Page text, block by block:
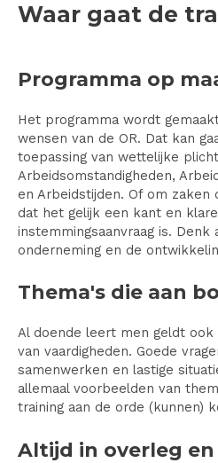
Waar gaat de
Programma op
Het programma wordt
wensen van de OR. Dat kan
toepassing van wettelijke
Arbeidsomstandigheden,
en Arbeidstijden. Of om zaken
dat het gelijk een kant en
instemmingsaanvraag is.
onderneming en de
Thema's die aan
Al doende leert men geldt
van vaardigheden. Goede
samenwerken en lastige
allemaal voorbeelden van
training aan de orde (kunnen)
Altijd in overleg